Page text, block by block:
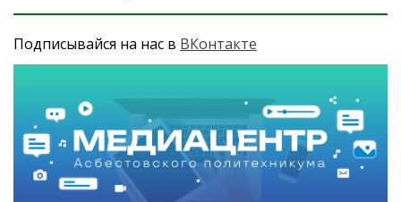
Подписывайся на нас в ВКонтакте